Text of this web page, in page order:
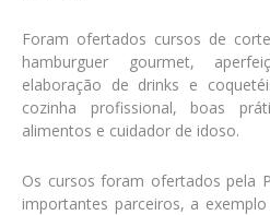
Foram ofertados cursos de
hamburguer gourmet,
elaboração de drinks e
cozinha profissional, boas
alimentos e cuidador de idoso.
Os cursos foram ofertados pela
importantes parceiros, a exemplo